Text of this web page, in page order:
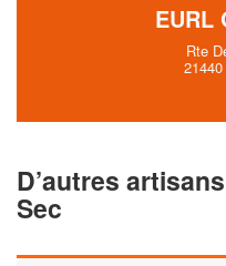
EURL
Rte
D’autres
Sec